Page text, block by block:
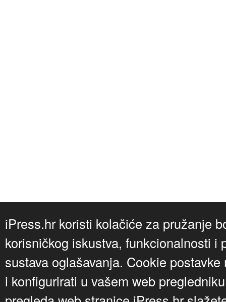
iPress.hr koristi kolačiće za pružanje
korisničkog iskustva, funkcionalnosti i
sustava oglašavanja. Cookie
i konfigurirati u vašem web